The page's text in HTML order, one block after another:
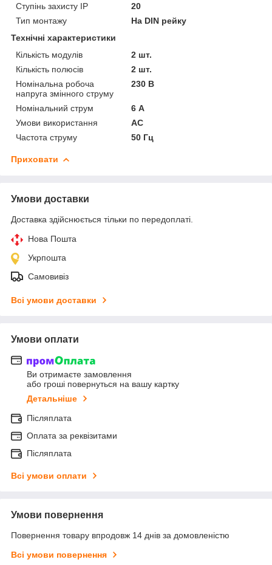
Ступінь захисту IP
20
Тип монтажу
На DIN рейку
Технічні характеристики
Кількість модулів
2 шт.
Кількість полюсів
2 шт.
Номінальна робоча
напруга змінного струму
230 В
Номінальний струм
6 А
Умови використання
АС
Частота струму
50 Гц
Приховати
Умови доставки
Доставка здійснюється тільки по передоплаті.
Нова Пошта
Укрпошта
Самовивіз
Всі умови доставки
Умови оплати
Ви отримаєте замовлення
або гроші повернуться на вашу картку
Детальніше
Післяплата
Оплата за реквізитами
Післяплата
Всі умови оплати
Умови повернення
Повернення товару впродовж 14 днів за домовленістю
Всі умови повернення